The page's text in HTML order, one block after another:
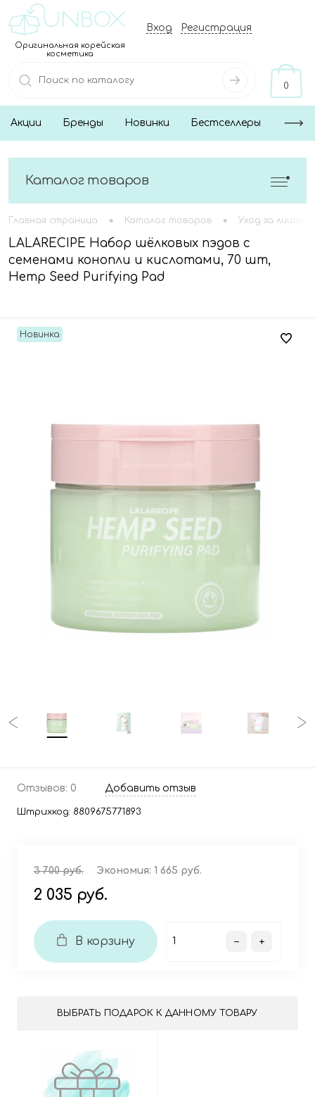
Оригинальная корейская
косметика
Вход Регистрация
0
Акции Бренды Новинки Бестселлеры
Каталог товаров
Главная страница • Каталог товаров • Уход за лицом
LALARECIPE Набор шёлковых пэдов с
семенами конопли и кислотами, 70 шт,
Hemp Seed Purifying Pad
Новинка
Отзывов: 0 Добавить отзыв
Штрихкод: 8809675771893
3 700 руб. Экономия: 1 665 руб.
2 035 руб.
В корзину
ВЫБРАТЬ ПОДАРОК К ДАННОМУ ТОВАРУ